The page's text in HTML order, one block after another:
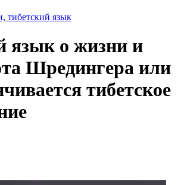
тибетский язык
язык о жизни и
Шредингера или
тибетское